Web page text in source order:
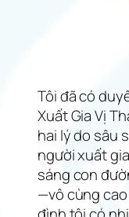
Tôi đã có
Xuất Gia Vị
hai lý do sâu
người xuất
sáng con
—vô cùng